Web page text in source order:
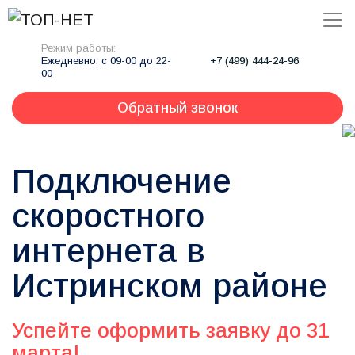
Режим работы:
Ежедневно: с 09-00 до 22-
00
+7 (499) 444-24-96
Обратный звонок
Подключение
скоростного
интернета в
Истринском районе
Успейте оформить заявку до 31